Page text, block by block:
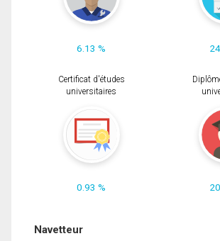
6.13 %
Certificat d'études
universitaires
0.93 %
Navetteur